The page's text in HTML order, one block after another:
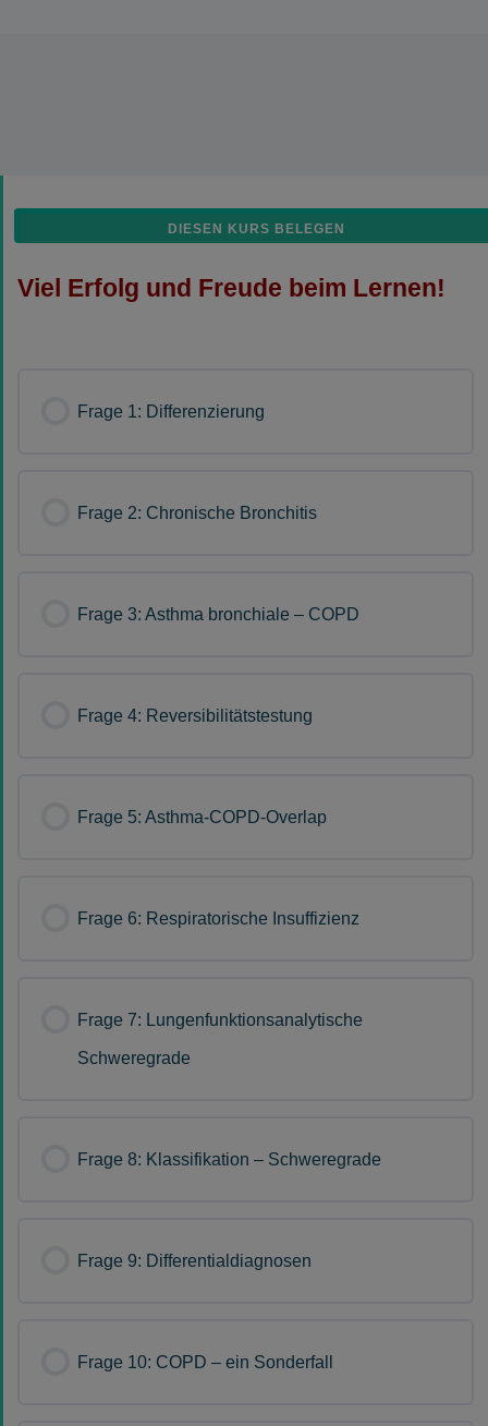
DIESEN KURS BELEGEN
Viel Erfolg und Freude beim Lernen!
Frage 1: Differenzierung
Frage 2: Chronische Bronchitis
Frage 3: Asthma bronchiale – COPD
Frage 4: Reversibilitätstestung
Frage 5: Asthma-COPD-Overlap
Frage 6: Respiratorische Insuffizienz
Frage 7: Lungenfunktionsanalytische
Schweregrade
Frage 8: Klassifikation – Schweregrade
Frage 9: Differentialdiagnosen
Frage 10: COPD – ein Sonderfall